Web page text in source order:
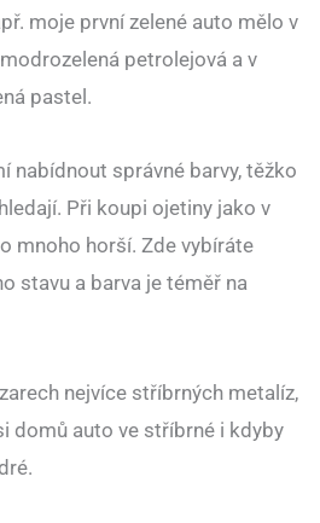
moje první zelené auto mělo v
petrolejová a v
pastel.
nabídnout správné barvy, těžko
Při koupi ojetiny jako v
mnoho horší. Zde vybíráte
stavu a barva je téměř na
nejvíce stříbrných metalíz,
domů auto ve stříbrné i kdyby